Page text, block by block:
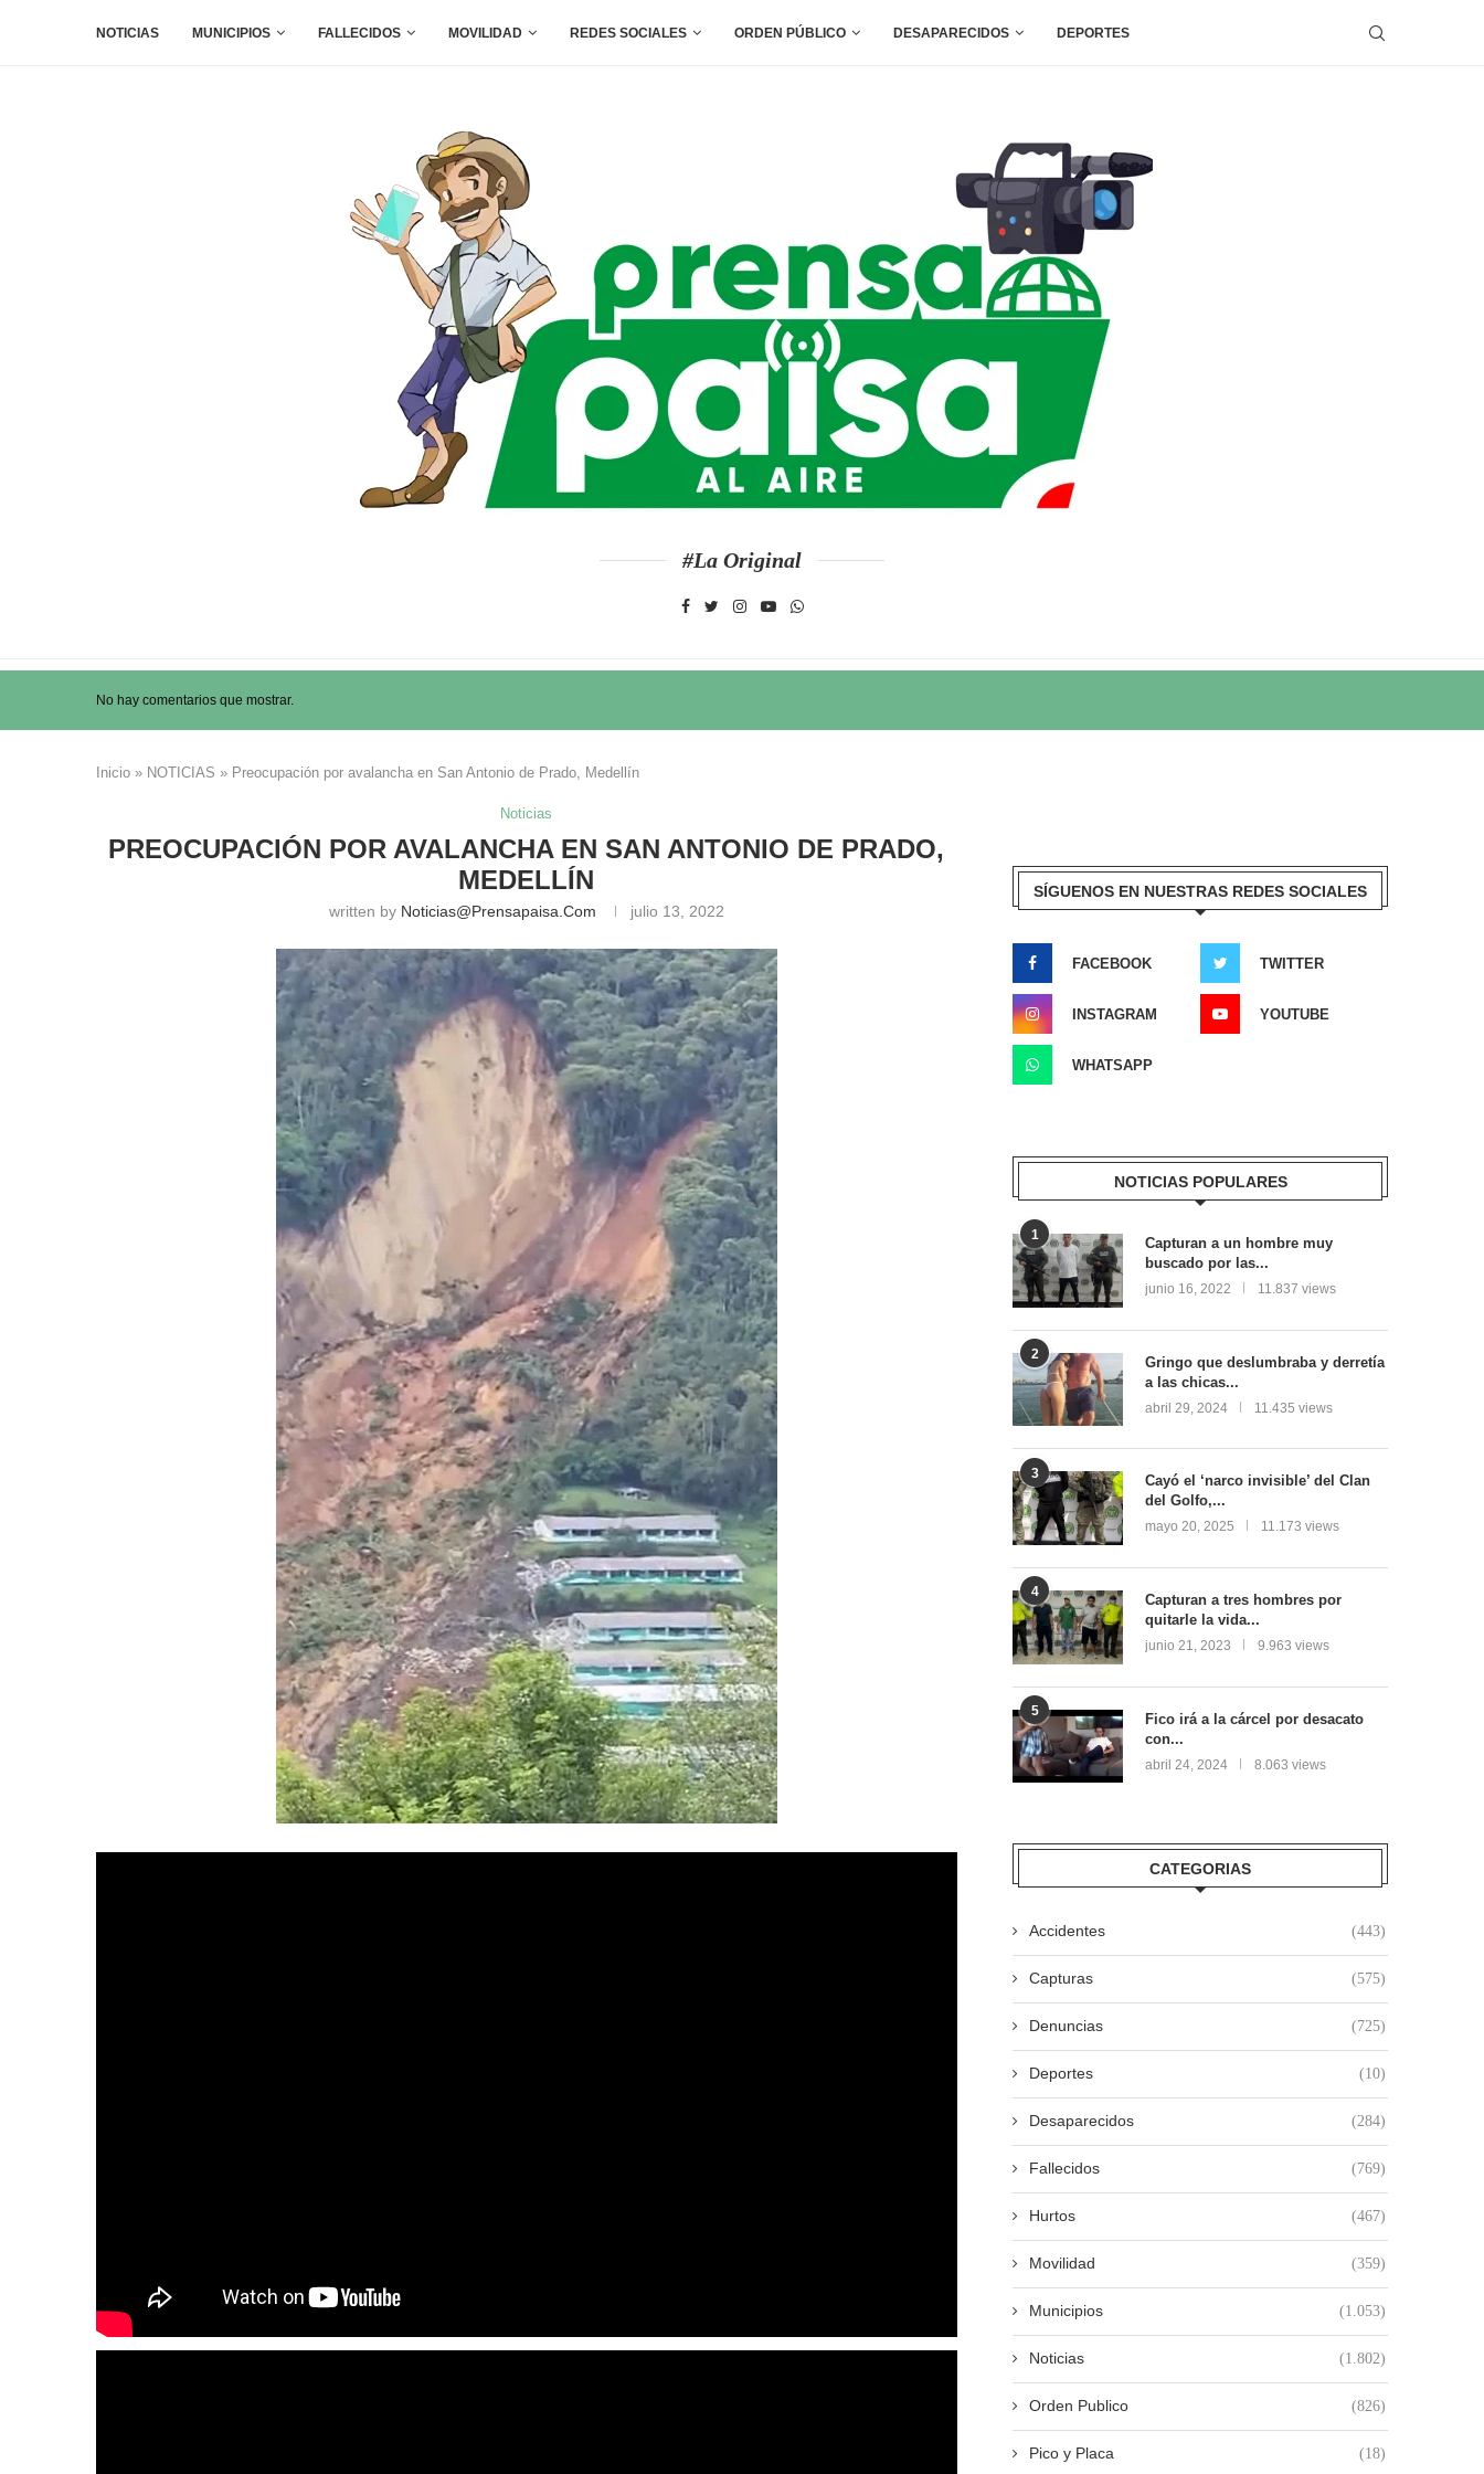
NOTICIAS MUNICIPIOS FALLECIDOS MOVILIDAD REDES SOCIALES ORDEN PÚBLICO DESAPARECIDOS DEPORTES
#La Original
No hay comentarios que mostrar.
Inicio » NOTICIAS » Preocupación por avalancha en San Antonio de Prado, Medellín
Noticias
PREOCUPACIÓN POR AVALANCHA EN SAN ANTONIO DE PRADO,
MEDELLÍN
written by Noticias@prensapaisa.com julio 13, 2022
SÍGUENOS EN NUESTRAS REDES SOCIALES
FACEBOOK TWITTER
INSTAGRAM YOUTUBE
WHATSAPP
NOTICIAS POPULARES
1
Capturan a un hombre muy
buscado por las...
junio 16, 2022 11.837 views
2
Gringo que deslumbraba y derretía
a las chicas...
abril 29, 2024 11.435 views
3
Cayó el ‘narco invisible’ del Clan
del Golfo,...
mayo 20, 2025 11.173 views
4
Capturan a tres hombres por
quitarle la vida...
junio 21, 2023 9.963 views
5
Fico irá a la cárcel por desacato
con...
abril 24, 2024 8.063 views
CATEGORIAS
Accidentes (443)
Capturas (575)
Denuncias (725)
Deportes (10)
Desaparecidos (284)
Fallecidos (769)
Hurtos (467)
Movilidad (359)
Municipios (1.053)
Noticias (1.802)
Orden Publico (826)
Pico y Placa (18)